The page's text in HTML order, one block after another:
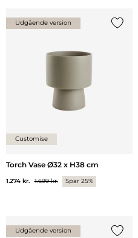
Udgående version
Customise
Torch Vase Ø32 x H38 cm
1.274 kr. 1.699 kr. Spar 25%
Udgående version